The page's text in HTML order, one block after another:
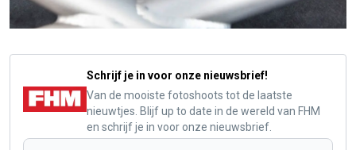
Schrijf je in voor onze nieuwsbrief!
Van de mooiste fotoshoots tot de laatste
nieuwtjes. Blijf up to date in de wereld van FHM
en schrijf je in voor onze nieuwsbrief.